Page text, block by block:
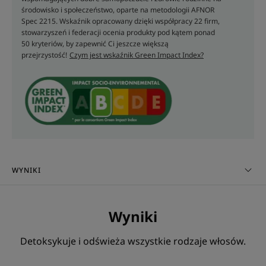
- Odświeża : zapewnia prawdziwe uczucie
świeżości**, które intensywnie orzeźwia skórę głowy
i pozwala jej swobodnie oddychać.
KONSYSTENCJA
Suszona mięta
środowisko i społeczeństwo, oparte na metodologii AFNOR
Spec 2215. Wskaźnik opracowany dzięki współpracy 22 firm,
stowarzyszeń i federacji ocenia produkty pod kątem ponad
50 kryteriów, by zapewnić Ci jeszcze większą
przejrzystość! Czym jest wskaźnik Green Impact Index?
WYNIKI
Wyniki
Detoksykuje i odświeża wszystkie rodzaje włosów.